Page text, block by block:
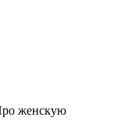
женскую